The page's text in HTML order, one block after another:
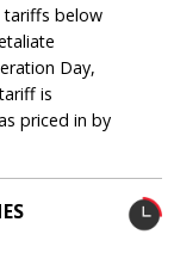
tariffs below
Day,
is
priced in by